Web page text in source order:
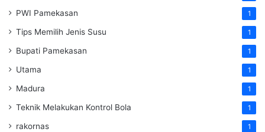
PWI Pamekasan 1
Tips Memilih Jenis Susu 1
Bupati Pamekasan 1
Utama 1
Madura 1
Teknik Melakukan Kontrol Bola 1
rakornas 1